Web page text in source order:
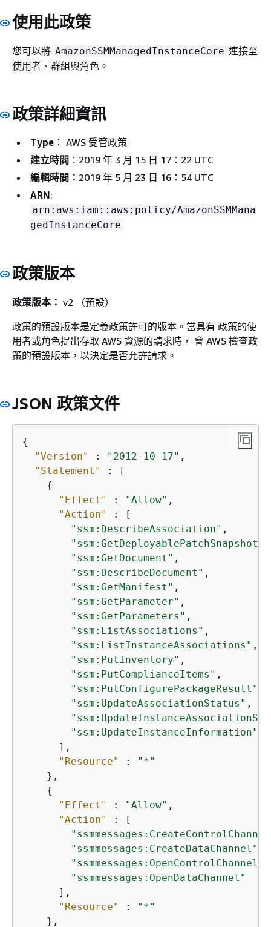
使用此政策
您可以將 AmazonSSMManagedInstanceCore 連接至
使用者、群組與角色。
政策詳細資訊
Type ： AWS 受管政策
建立時間 ：2019 年 3 月 15 日 17：22 UTC
編輯時間： 2019 年 5 月 23 日 16：54 UTC
ARN:
arn:aws:iam::aws:policy/AmazonSSMMana
gedInstanceCore
政策版本
政策版本： v2 （預設）
政策的預設版本是定義政策許可的版本。當具有 政策的使
用者或角色提出存取 AWS 資源的請求時， 會 AWS 檢查政
策的預設版本，以決定是否允許請求。
JSON 政策文件
{
"Version"
: "2012-10-17" ,
"Statement"
: [
{
"Effect"
: "Allow" ,
"Action"
: [
"ssm:DescribeAssociation" ,
"ssm:GetDocument" ,
"ssm:DescribeDocument" ,
"ssm:GetManifest" ,
"ssm:GetParameter" ,
"ssm:GetParameters" ,
"ssm:ListAssociations" ,
"ssm:ListInstanceAssociations" ,
"ssm:PutInventory" ,
"ssm:PutComplianceItems" ,
"ssm:PutConfigurePackageResult"
"ssm:UpdateAssociationStatus" ,
"ssm:UpdateInstanceInformation"
      ],
"Resource"
:
"*"
    },
{
"Effect"
: "Allow" ,
"Action"
: [
"ssmmessages:CreateDataChannel"
"ssmmessages:OpenControlChannel"
"ssmmessages:OpenDataChannel"
      ],
"Resource"
:
"*"
    },